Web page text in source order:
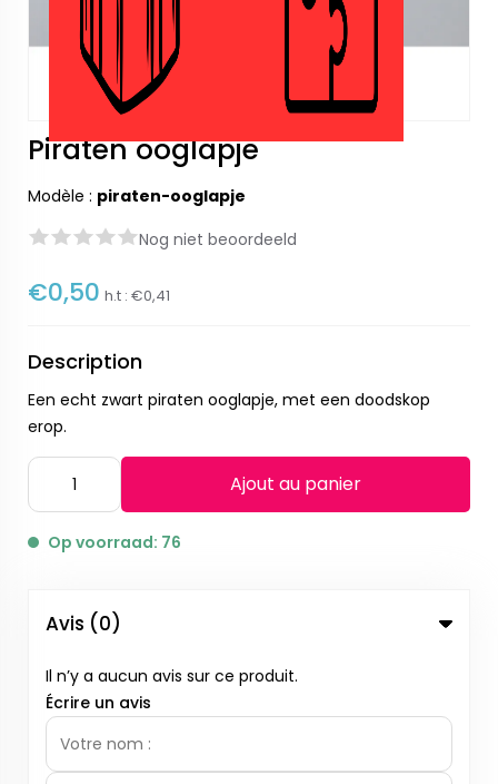
Piraten ooglapje
Modèle : piraten-ooglapje
Nog niet beoordeeld
€0,50 h.t : €0,41
Description
Een echt zwart piraten ooglapje, met een doodskop
erop.
Ajout au panier
Op voorraad: 76
Avis (0)
Il n’y a aucun avis sur ce produit.
Écrire un avis